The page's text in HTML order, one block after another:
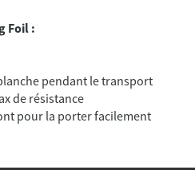
Foil :
pendant le transport
de résistance
pour la porter facilement